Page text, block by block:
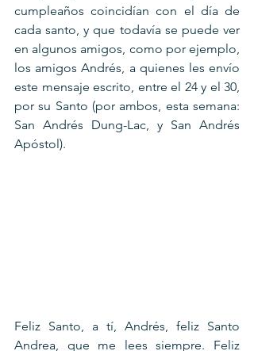
cumpleaños coincidían con el día de
cada santo, y que todavía se puede ver
en algunos amigos, como por ejemplo,
los amigos Andrés, a quienes les envío
este mensaje escrito, entre el 24 y el 30,
por su Santo (por ambos, esta semana:
San Andrés Dung-Lac, y San Andrés
Apóstol).
Feliz Santo, a tí, Andrés, feliz Santo
Andrea, que me lees siempre. Feliz